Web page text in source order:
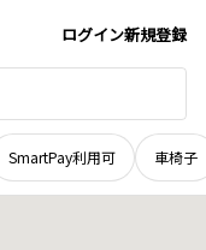
ログイン新規登録
SmartPay利用可 車椅子
地域選択で探す